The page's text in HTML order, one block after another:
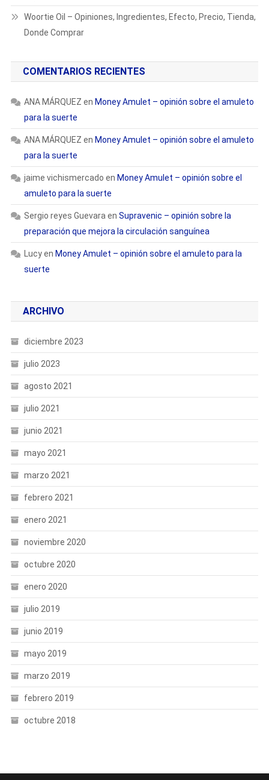
Woortie Oil – Opiniones, Ingredientes, Efecto, Precio, Tienda,
Donde Comprar
COMENTARIOS RECIENTES
ANA MÁRQUEZ en Money Amulet – opinión sobre el amuleto
para la suerte
ANA MÁRQUEZ en Money Amulet – opinión sobre el amuleto
para la suerte
jaime vichismercado en Money Amulet – opinión sobre el
amuleto para la suerte
Sergio reyes Guevara en Supravenic – opinión sobre la
preparación que mejora la circulación sanguínea
Lucyen Money Amulet – opinión sobre el amuleto para la
suerte
ARCHIVO
diciembre 2023
julio 2023
agosto 2021
julio 2021
junio 2021
mayo 2021
marzo 2021
febrero 2021
enero 2021
noviembre 2020
octubre 2020
enero 2020
julio 2019
junio 2019
mayo 2019
marzo 2019
febrero 2019
octubre 2018